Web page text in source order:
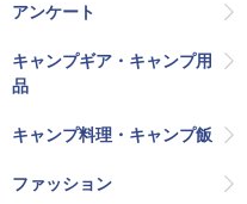
アンケート
キャンプギア・キャンプ用
品
キャンプ料理・キャンプ飯
ファッション